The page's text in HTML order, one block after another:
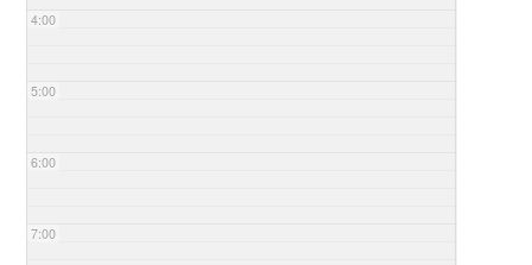
4:00
5:00
6:00
7:00